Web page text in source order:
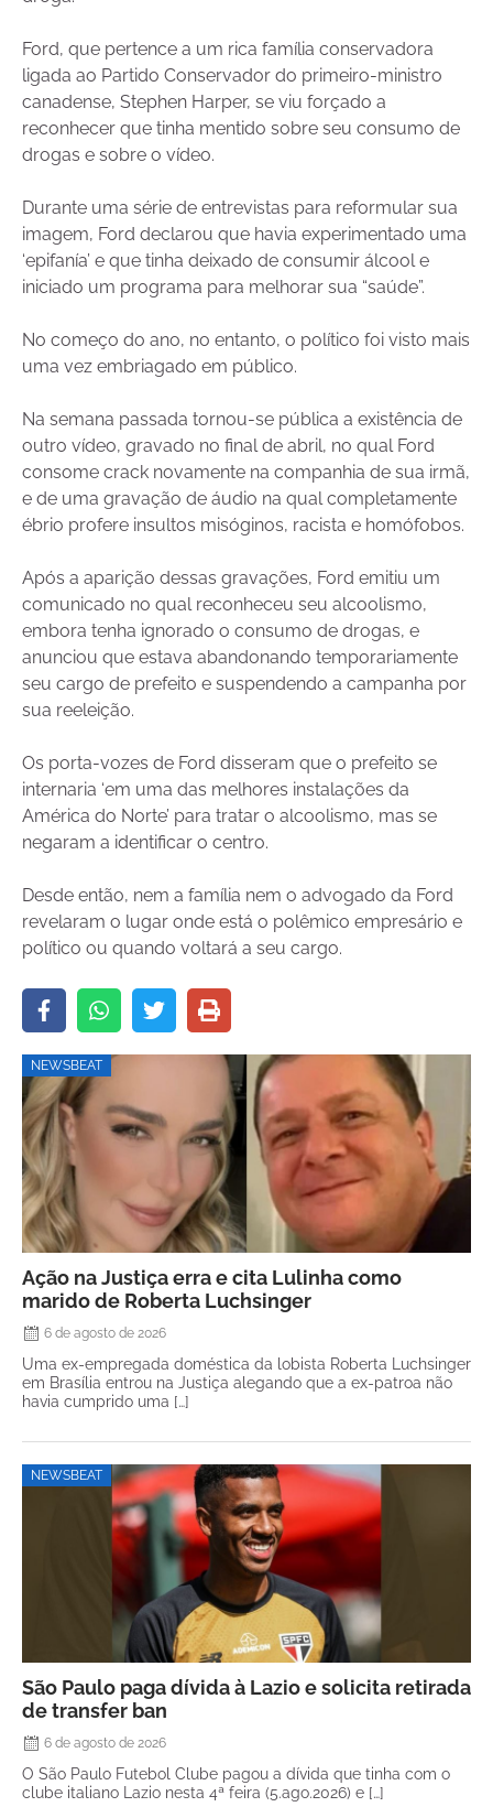
Ford, que pertence a um rica família conservadora
ligada ao Partido Conservador do primeiro-ministro
canadense, Stephen Harper, se viu forçado a
reconhecer que tinha mentido sobre seu consumo de
drogas e sobre o vídeo.
Durante uma série de entrevistas para reformular sua
imagem, Ford declarou que havia experimentado uma
‘epifanía’ e que tinha deixado de consumir álcool e
iniciado um programa para melhorar sua “saúde”.
No começo do ano, no entanto, o político foi visto mais
uma vez embriagado em público.
Na semana passada tornou-se pública a existência de
outro vídeo, gravado no final de abril, no qual Ford
consome crack novamente na companhia de sua irmã,
e de uma gravação de áudio na qual completamente
ébrio profere insultos misóginos, racista e homófobos.
Após a aparição dessas gravações, Ford emitiu um
comunicado no qual reconheceu seu alcoolismo,
embora tenha ignorado o consumo de drogas, e
anunciou que estava abandonando temporariamente
seu cargo de prefeito e suspendendo a campanha por
sua reeleição.
Os porta-vozes de Ford disseram que o prefeito se
internaria ‘em uma das melhores instalações da
América do Norte’ para tratar o alcoolismo, mas se
negaram a identificar o centro.
Desde então, nem a família nem o advogado da Ford
revelaram o lugar onde está o polêmico empresário e
político ou quando voltará a seu cargo.
NEWSBEAT
Ação na Justiça erra e cita Lulinha como
marido de Roberta Luchsinger
6 de agosto de 2026
Uma ex-empregada doméstica da lobista Roberta Luchsinger
em Brasília entrou na Justiça alegando que a ex-patroa não
havia cumprido uma […]
NEWSBEAT
São Paulo paga dívida à Lazio e solicita retirada
de transfer ban
6 de agosto de 2026
O São Paulo Futebol Clube pagou a dívida que tinha com o
clube italiano Lazio nesta 4ª feira (5.ago.2026) e […]